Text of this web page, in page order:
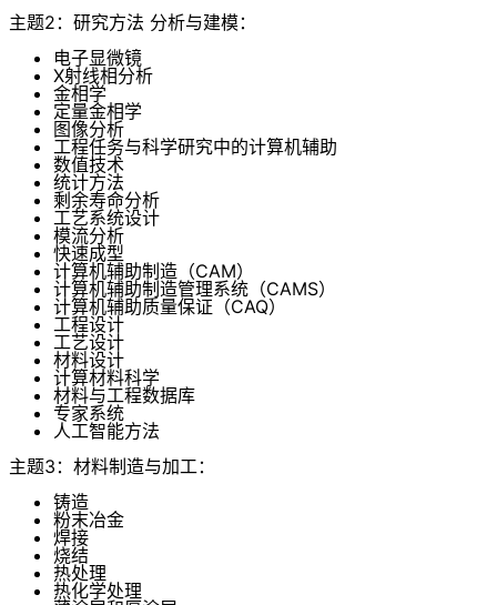
主题2：研究方法 分析与建模：
电子显微镜
X射线相分析
金相学
定量金相学
图像分析
工程任务与科学研究中的计算机辅助
数值技术
统计方法
剩余寿命分析
工艺系统设计
模流分析
快速成型
计算机辅助制造（CAM）
计算机辅助制造管理系统（CAMS）
计算机辅助质量保证（CAQ）
工程设计
工艺设计
材料设计
计算材料科学
材料与工程数据库
专家系统
人工智能方法
主题3：材料制造与加工：
铸造
粉末冶金
焊接
烧结
热处理
热化学处理